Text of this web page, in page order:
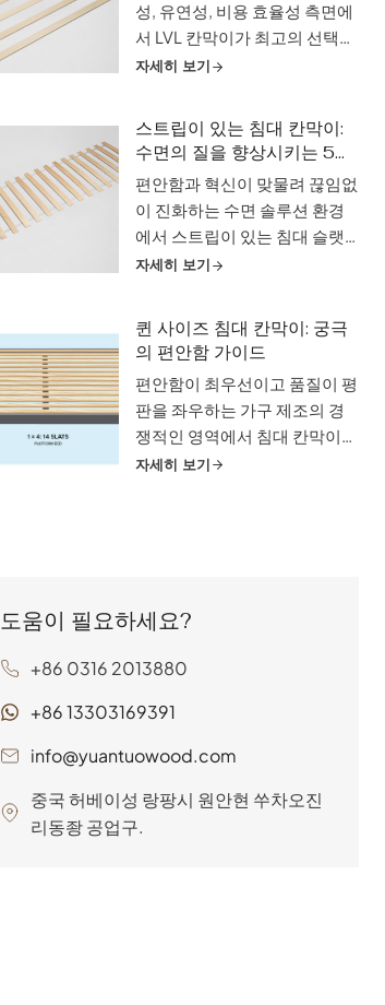
상상해 보세요....
성, 유연성, 비용 효율성 측면에
서 LVL 칸막이가 최고의 선택입
니다. 하지만 LVL 슬랫이란 정
력으로 접착제로 결합된 여러
겹의 얇은 베니어로 만든 고성
능 엔지니어링 목재 제품입니
다. 이 공정을 통해 매우 강할 뿐
만 아니라 뒤틀림과 갈라짐에
강한 소재가 만들어집니다.
자세히 보기
스트립이 있는 침대 칸막이:
수면의 질을 향상시키는 5가
지 주요 방법!
편안함과 혁신이 맞물려 끊임없
이 진화하는 수면 솔루션 환경
에서 스트립이 있는 침대 슬랫
은 판도를 바꾸는 요소로 부상
춤 설정 및 기능의 매력적인 조
화를 제공하면서 수면 지원 방
식을 변화시키고 있습니다. 매
트리스 제조업체부터 침대 프레
임 디자이너에 이르기까지 침구
업계에서 활동하는 비즈니스의
자세히 보기
퀸 사이즈 침대 칸막이: 궁극
의 편안함 가이드
편안함이 최우선이고 품질이 평
판을 좌우하는 가구 제조의 경
쟁적인 영역에서 침대 칸막이만
큼 중요하지만 간과되는 구성
전반적인 편안함과 수명을 결정
자세히 보기
도움이 필요하세요?
+86 0316 2013880
+86 13303169391
info@yuantuowood.com
중국 허베이성 랑팡시 원안현 쑤차오진
리동좡 공업구.